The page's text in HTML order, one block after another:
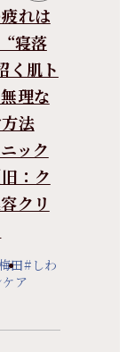
れは
“寝落
く肌ト
理な
法
ック
：ク
クリ
田#しわ
ア